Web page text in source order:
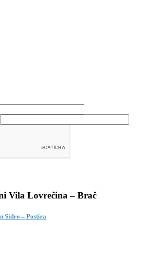
Vila Lovrečina – Brač
Sidro – Postira